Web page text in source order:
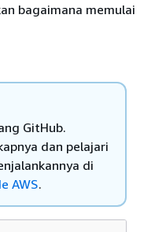
bagaimana memulai
GitHub.
dan pelajari
di
AWS.